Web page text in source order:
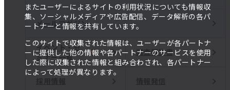
またユーザーによるサイトの利用状況についても情報収
集、ソーシャルメディアや広告配信、データ解析の各パ
ートナーと情報を共有しています。
このサイトで収集された情報は、ユーザーが各パートナ
ーに提供した他の情報や各パートナーのサービスを使用
した際に収集された情報と組み合わされ、各パートナー
によって処理が異なります。
メールマガジン
イベント・セ
ミナー一覧
調査報告書